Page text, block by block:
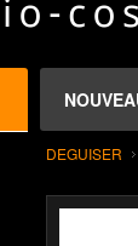
DEGUISER